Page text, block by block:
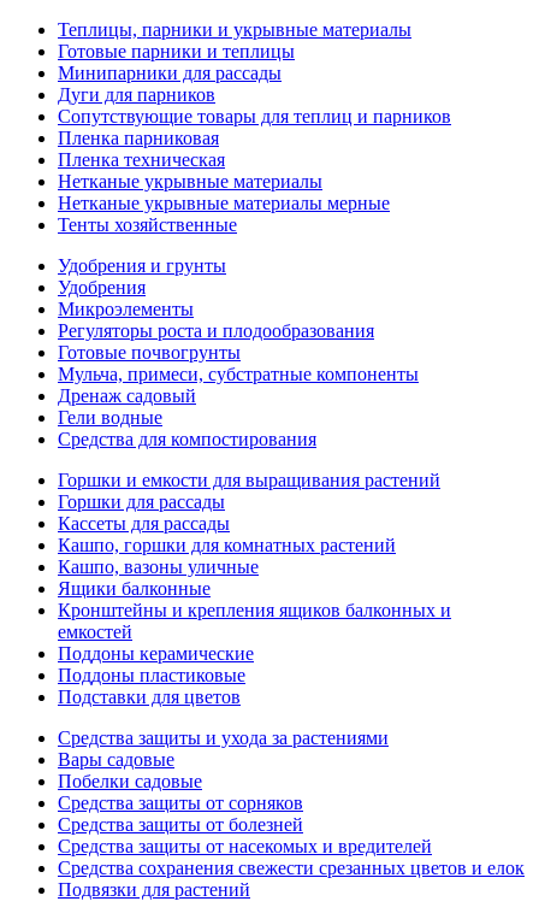
Теплицы, парники и укрывные материалы
Готовые парники и теплицы
Минипарники для рассады
Дуги для парников
Сопутствующие товары для теплиц и парников
Пленка парниковая
Пленка техническая
Нетканые укрывные материалы
Нетканые укрывные материалы мерные
Тенты хозяйственные
Удобрения и грунты
Удобрения
Микроэлементы
Регуляторы роста и плодообразования
Готовые почвогрунты
Мульча, примеси, субстратные компоненты
Дренаж садовый
Гели водные
Средства для компостирования
Горшки и емкости для выращивания растений
Горшки для рассады
Кассеты для рассады
Кашпо, горшки для комнатных растений
Кашпо, вазоны уличные
Ящики балконные
Кронштейны и крепления ящиков балконных и
емкостей
Поддоны керамические
Поддоны пластиковые
Подставки для цветов
Средства защиты и ухода за растениями
Вары садовые
Побелки садовые
Средства защиты от сорняков
Средства защиты от болезней
Средства защиты от насекомых и вредителей
Средства сохранения свежести срезанных цветов и елок
Подвязки для растений